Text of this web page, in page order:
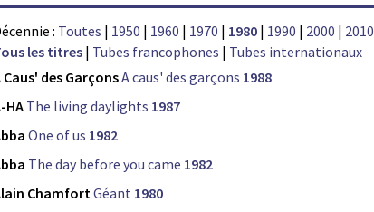
: Toutes | 1950 | 1960 | 1970 | 1980 | 1990 | 2000 | 2010
les titres | Tubes francophones | Tubes internationaux
Caus' des GarçonsA caus' des garçons 1988
HA The living daylights 1987
One of us 1982
The day before you came 1982
ChamfortGéant 1980